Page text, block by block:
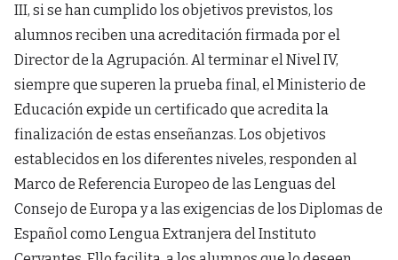
III, si se han cumplido los objetivos previstos, los
alumnos reciben una acreditación firmada por el
Director de la Agrupación. Al terminar el Nivel IV,
siempre que superen la prueba final, el Ministerio de
Educación expide un certificado que acredita la
finalización de estas enseñanzas. Los objetivos
establecidos en los diferentes niveles, responden al
Marco de Referencia Europeo de las Lenguas del
Consejo de Europa y a las exigencias de los Diplomas de
Español como Lengua Extranjera del Instituto